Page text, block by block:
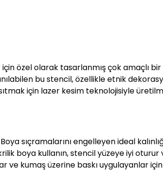
özel olarak tasarlanmış çok amaçlı
bu stencil, özellikle etnik
için lazer kesim teknolojisiyle
sıçramalarını engelleyen ideal
boya kullanın, stencil yüzeye iyi oturur
kumaş üzerine baskı uygulayanlar